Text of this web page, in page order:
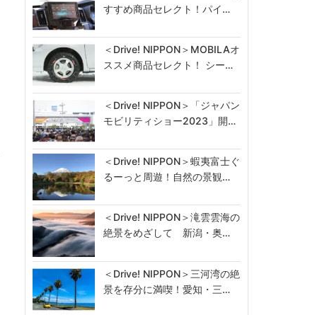
すすめ商品セレクト！パイ…
＜Drive! NIPPON＞MOBILAオ
ススメ商品セレクト！ シー…
＜Drive! NIPPON＞「ジャパン
モビリティショー2023」開…
＜Drive! NIPPON＞蝦夷富士ぐ
るーっと周遊！自然の景観…
＜Drive! NIPPON＞滝雲雲海の
絶景をめざして 新潟・奥…
＜Drive! NIPPON＞三河湾の絶
景を存分に満喫！愛知・三…